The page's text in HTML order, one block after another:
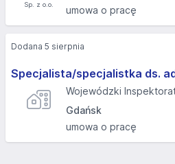
umowa o pracę
Specjalista/specjalistka ds.
Wojewódzki
Gdańsk
umowa o pracę
Dodana 5 sierpnia